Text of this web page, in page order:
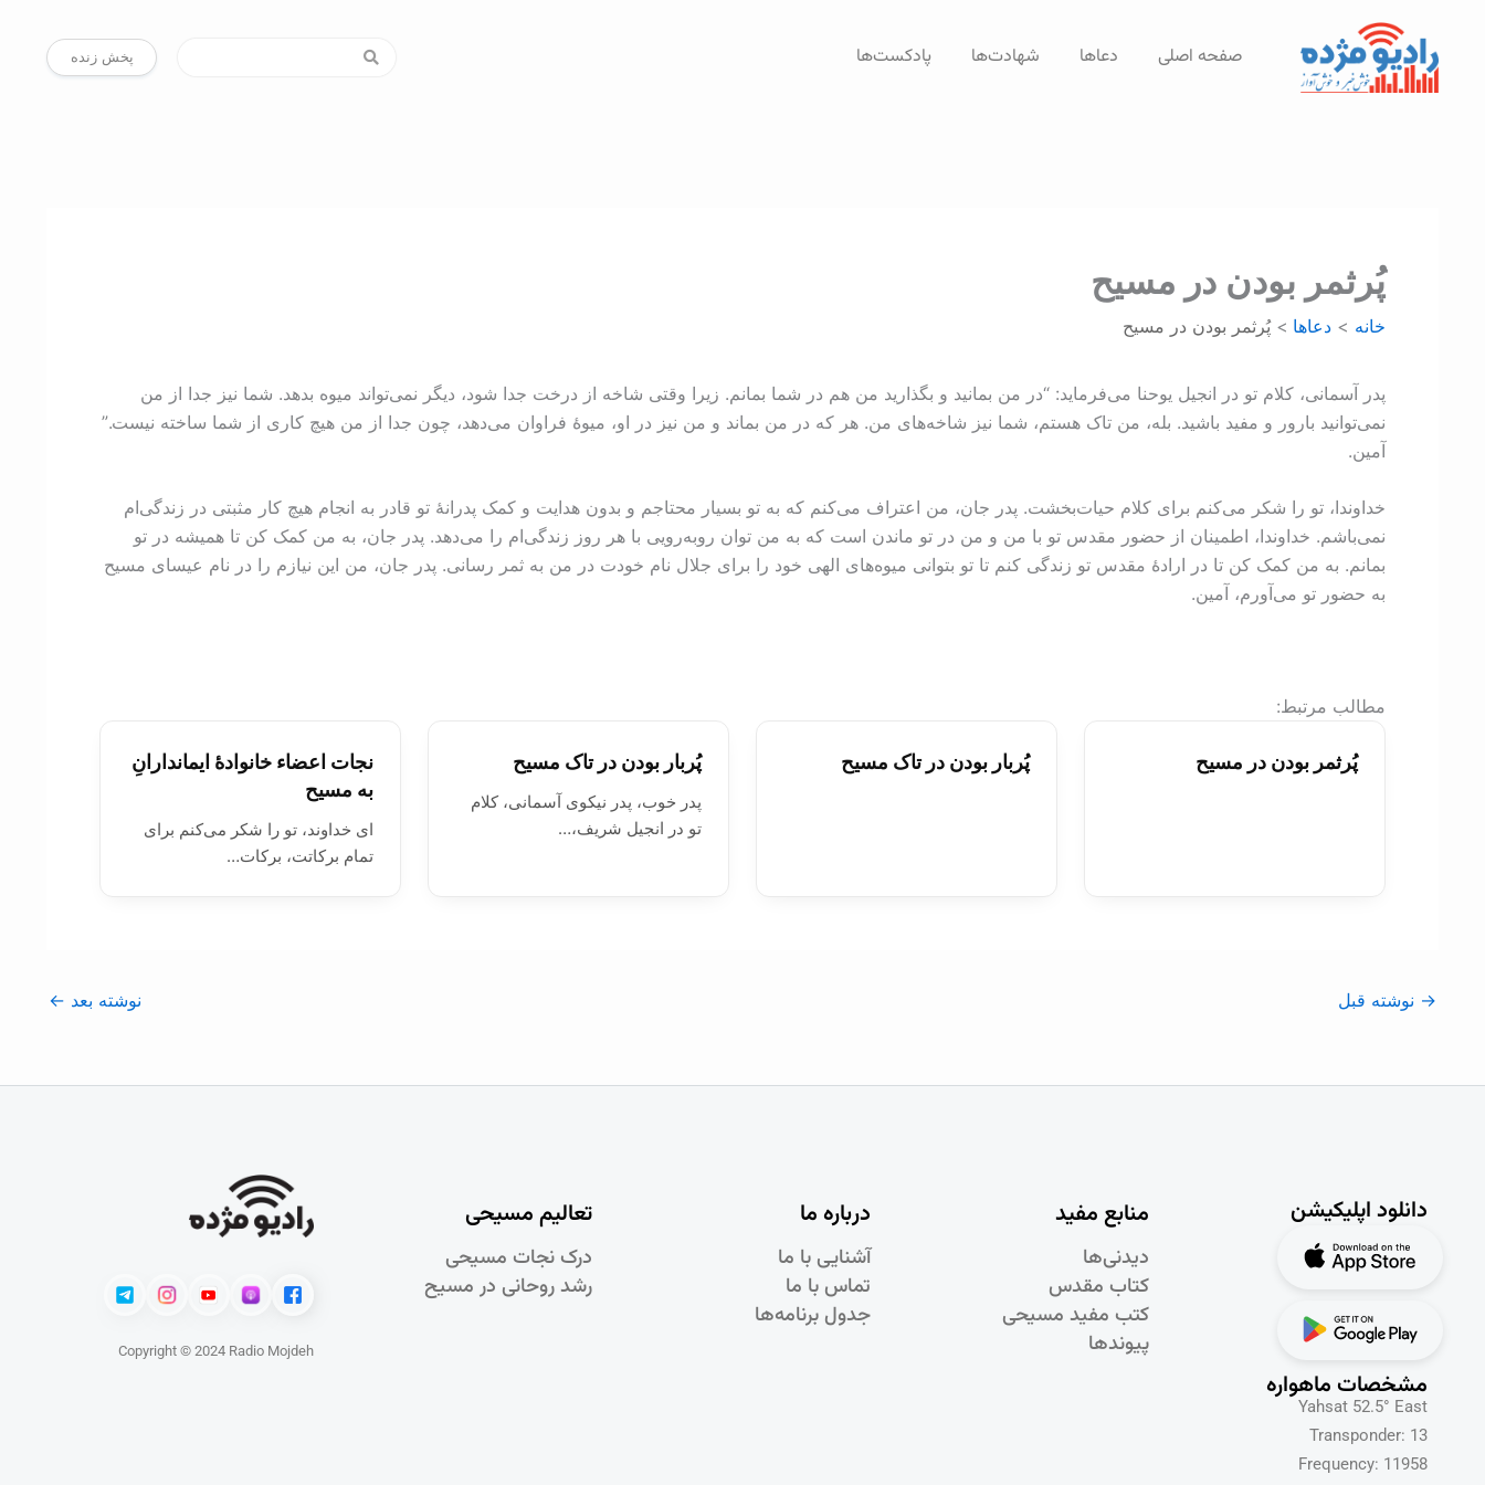
پخش زنده پادکست‌ها شهادت‌ها دعاها صفحه اصلی
پُرثمر بودن در مسيح
خانه دعاها پُرثمر بودن در مسيح
پدر آسمانی، کلام تو در انجیل یوحنا می‌فرماید: “در من بمانید و بگذارید من هم در شما بمانم. زیرا وقتی شاخه از درخت جدا شود، دیگر نمی‌تواند میوه بدهد. شما نیز جدا از من
نمی‌توانید بارور و مفید باشید. بله، من تاک هستم، شما نیز شاخه‌‌های من. هر که در من بماند و من نیز در او، میوۀ فراوان می‌دهد، چون جدا از من هیچ کاری از شما ساخته نیست.”
آمین.
خداوندا، تو را شکر می‌کنم برای کلام حیات‌بخشت. پدر جان، من اعتراف می‌کنم که به تو بسیار محتاجم و بدون هدایت و کمک پدرانۀ تو قادر به انجام هیچ کار مثبتی در زندگی‌ام
نمی‌باشم. خداوندا، اطمینان از حضور مقدس تو با من و من در تو ماندن است که به من توان روبه‌رویی با هر روز زندگی‌ام را می‌دهد. پدر جان، به من کمک کن تا همیشه در تو
بمانم. به من کمک کن تا در ارادۀ مقدس تو زندگی کنم تا تو بتوانی میوه‌های الهی خود را برای جلال نام خودت در من به ثمر رسانی. پدر جان، من این نیازم را در نام عیسای مسیح
به حضور تو می‌آورم، آمین.
:مطالب مرتبط
پُرثمر بودن در مسيح پُربار بودن در تاک مسيح پُربار بودن در تاک مسيح
پدر خوب، پدر نیکوی آسمانی، کلام
تو در انجیل شریف،…
نجات اعضاء خانوادۀ ايماندارانِ
به مسيح
ای خداوند، تو را شکر می‌کنم برای
تمام برکاتت، برکات…
→ نوشته قبل نوشته بعد ←
Copyright © 2024 Radio Mojdeh
تعالیم مسیحی
درک نجات مسيحی
رشد روحانی در مسيح
درباره ما
آشنایی با ما
تماس با ما
جدول برنامه‌ها
منابع مفید
دیدنی‌ها
کتاب مقدس
کتب مفید مسیحی
پیوندها
دانلود اپلیکیشن
مشخصات ماهواره
Yahsat 52.5° East
Transponder: 13
Frequency: 11958